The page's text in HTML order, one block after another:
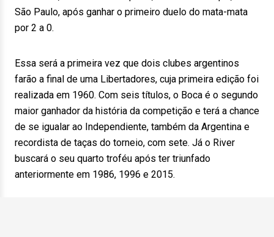
São Paulo, após ganhar o primeiro duelo do mata-mata
por 2 a 0.
Essa será a primeira vez que dois clubes argentinos
farão a final de uma Libertadores, cuja primeira edição foi
realizada em 1960. Com seis títulos, o Boca é o segundo
maior ganhador da história da competição e terá a chance
de se igualar ao Independiente, também da Argentina e
recordista de taças do torneio, com sete. Já o River
buscará o seu quarto troféu após ter triunfado
anteriormente em 1986, 1996 e 2015.